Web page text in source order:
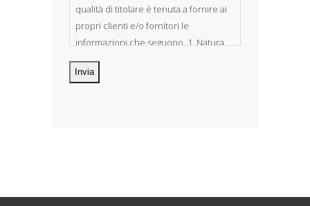
qualità di titolare è tenuta a fornire ai
propri clienti e/o fornitori le
informazioni che seguono. 1. Natura
dei dati personali Costituiscono
oggetto di trattamento i Suoi dati